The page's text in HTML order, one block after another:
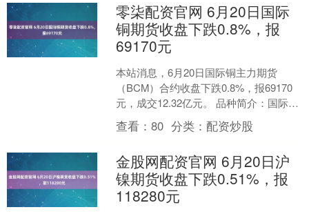
零柒配资官网 6月20日国际
铜期货收盘下跌0.8%，报
69170元
本站消息，6月20日国际铜主力期货
（BCM）合约收盘下跌0.8%，报69170
元，成交12.32亿元。 品种简介：国际铜
期货是一种在国际商品交易所上市交易
的以铜....
查看：80 分类：配资炒股
金股网配资官网 6月20日沪
镍期货收盘下跌0.51%，报
118280元